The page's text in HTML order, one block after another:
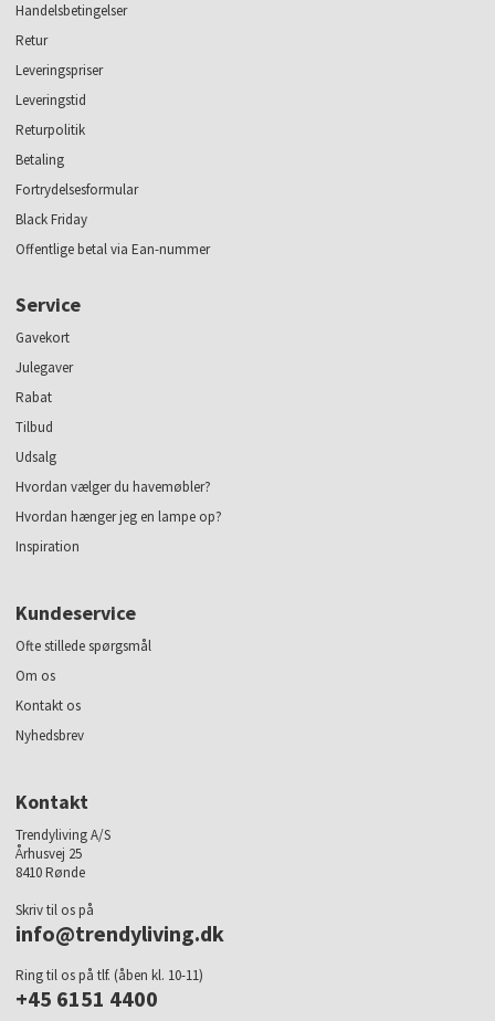
Handelsbetingelser
Retur
Leveringspriser
Leveringstid
Returpolitik
Betaling
Fortrydelsesformular
Black Friday
Offentlige betal via Ean-nummer
Service
Gavekort
Julegaver
Rabat
Tilbud
Udsalg
Hvordan vælger du havemøbler?
Hvordan hænger jeg en lampe op?
Inspiration
Kundeservice
Ofte stillede spørgsmål
Om os
Kontakt os
Nyhedsbrev
Kontakt
Trendyliving A/S
Århusvej 25
8410 Rønde
Skriv til os på
info@trendyliving.dk
Ring til os på tlf. (åben kl. 10-11)
+45 6151 4400